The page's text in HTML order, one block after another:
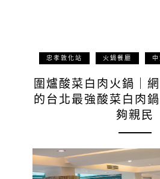
忠孝敦化站 火鍋餐廳
圍爐酸菜白肉火鍋｜
的台北最強酸菜白肉
夠親民